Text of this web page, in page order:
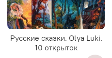
Русские сказки. Olya Luki.
10 открыток